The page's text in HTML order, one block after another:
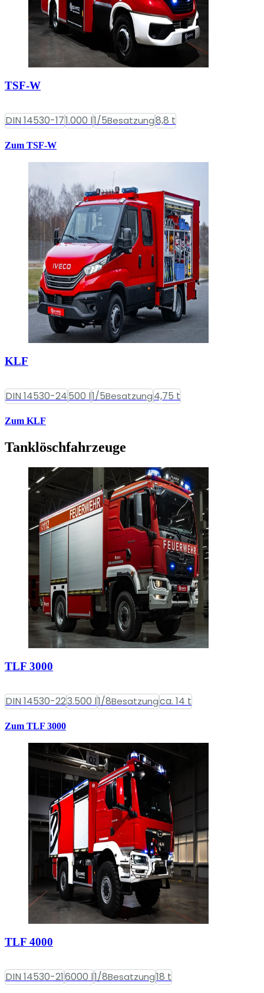
TSF-W
DIN 14530-171.000 l1/5Besatzung8,8 t
Zum TSF-W
KLF
DIN 14530-24500 l1/5Besatzung4,75 t
Zum KLF
Tanklöschfahrzeuge
TLF 3000
DIN 14530-223.500 l1/8Besatzungca. 14 t
Zum TLF 3000
TLF 4000
DIN 14530-216000 l1/8Besatzung18 t